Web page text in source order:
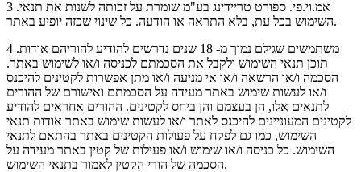
3 .אמ.וי.פי. ספורט טריידינג בע"מ שומרת על זכותה לשנות את תנאי
השימוש בכל עת, בלא התראה או הודעה. כל שינוי שכזה יופיע באתר.
4 .משתמשים שגילם נמוך מ- 18 שנים נדרשים להודיע להוריהם אודות
תוכן תנאי השימוש ולקבל את הסכמתם לכניסה ו/או לשימוש באתר.
הסכמה ו/או הרשאה ו/או אי מניעה ו/או מתן אפשרות לקטינים להיכנס
ו/או לעשות שימוש באתר מעידה על הסכמתם ואישורם של ההורים
לתנאים אלו, הן בעצמם והן ביחס לקטינים. ההורים אחראים להודיע
לקטינים המעוניינים להיכנס לאתר ו/או לעשות שימוש באתר אודות תנאי
השימוש, כמו גם לפקח על פעולות הקטינים באתר בהתאם לתנאי
השימוש. כל כניסה ו/או שימוש ו/או פעילות של קטין באתר מעידה על
הסכמה של הורי הקטין לאמור בתנאי השימוש.